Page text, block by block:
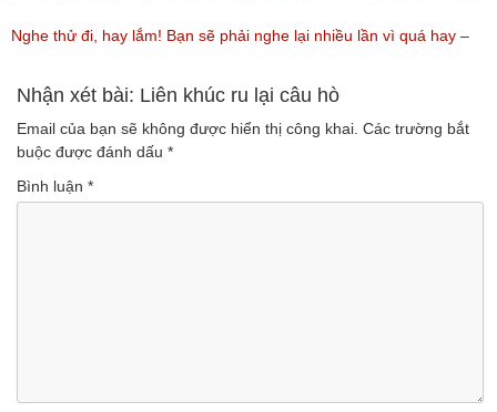
(Lượt nghe: 99)
Vàng Trữ Tình Hay Nhất 2018
(Lượt nghe: 75)
Nghe thử đi, hay lắm! Bạn sẽ phải nghe lại nhiều lần vì quá hay –
Nhạc miền Tây đặc sắc
(Lượt nghe: 46)
Nhận xét bài: Liên khúc ru lại câu hò
Email của bạn sẽ không được hiển thị công khai. Các trường bắt
buộc được đánh dấu *
Bình luận *